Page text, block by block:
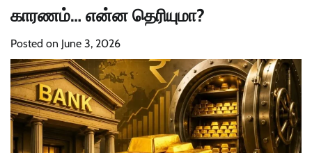
காரணம்… என்ன தெரியுமா?
Posted on June 3, 2026